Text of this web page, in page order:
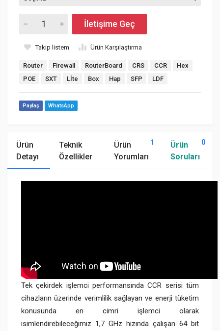
İletişime Geç
Takip listem Ürün Karşılaştırma
Router Firewall RouterBoard CRS CCR
Hex
POE
SXT Lİte Box Hap SFP LDF
Paylaş WhatsApp
Ürün
Detayı
Teknik
Özellikler
Ürün
Yorumları
1
Ürün
Soruları
0
Tek çekirdek işlemci performansında CCR serisi tüm
cihazların üzerinde verimlilik sağlayan ve enerji tüketim
konusunda en cimri işlemci olarak
isimlendirebileceğimiz 1,7 GHz hızında çalışan 64 bit